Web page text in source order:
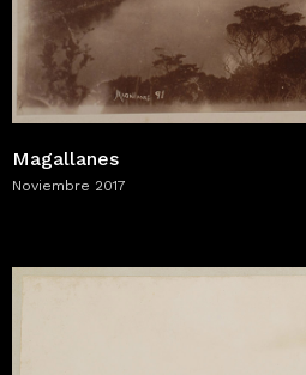
Magallanes
Noviembre 2017